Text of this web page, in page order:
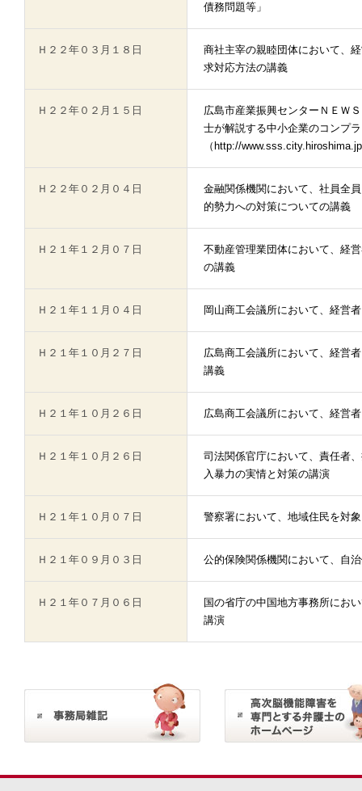
債務問題等」
Ｈ２２年０３月１８日
商社主宰の親睦団体において、
求対応方法の講義
Ｈ２２年０２月１５日
広島市産業振興センターＮＥＷ
士が解説する中小企業のコンプ
（http://
Ｈ２２年０２月０４日
金融関係機関において、社員全
的勢力への対策についての講義
Ｈ２１年１２月０７日
不動産管理業団体において、経
の講義
Ｈ２１年１１月０４日 岡山商工会議所において、経営
Ｈ２１年１０月２７日
広島商工会議所において、経営
講義
Ｈ２１年１０月２６日 広島商工会議所において、経営
Ｈ２１年１０月２６日
司法関係官庁において、責任者
入暴力の実情と対策の講演
Ｈ２１年１０月０７日 警察署において、地域住民を対
Ｈ２１年０９月０３日 公的保険関係機関において、自
Ｈ２１年０７月０６日
国の省庁の中国地方事務所にお
講演